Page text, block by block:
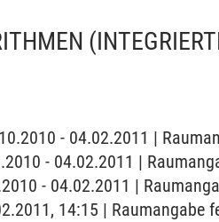
- 04.02.2011 |
- 04.02.2011 |
- 04.02.2011 |
14:15 | Raumangabe